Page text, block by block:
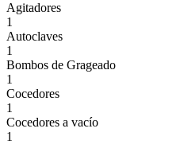
Agitadores
1
Autoclaves
1
Bombos de Grageado
1
Cocedores
1
Cocedores a vacío
1